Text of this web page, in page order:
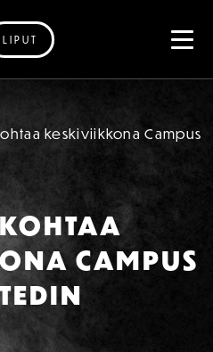
LIPUT
keskiviikkona Campus
CAMPUS